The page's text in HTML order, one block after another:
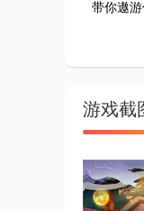
带你遨
游戏截